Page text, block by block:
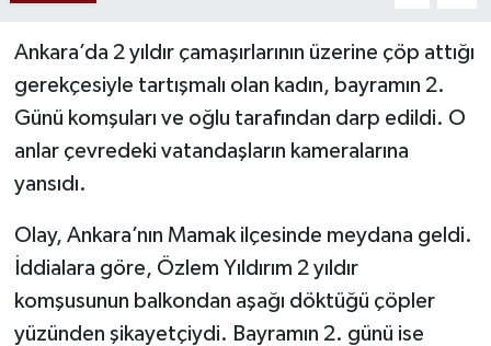
Ankara’da 2 yıldır çamaşırlarının üzerine çöp attığı
gerekçesiyle tartışmalı olan kadın, bayramın 2.
Günü komşuları ve oğlu tarafından darp edildi. O
anlar çevredeki vatandaşların kameralarına
yansıdı.
Olay, Ankara’nın Mamak ilçesinde meydana geldi.
İddialara göre, Özlem Yıldırım 2 yıldır
komşusunun balkondan aşağı döktüğü çöpler
yüzünden şikayetçiydi. Bayramın 2. günü ise